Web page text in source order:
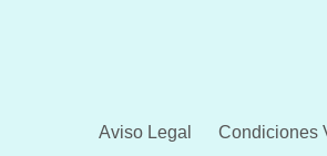
Aviso Legal Condiciones